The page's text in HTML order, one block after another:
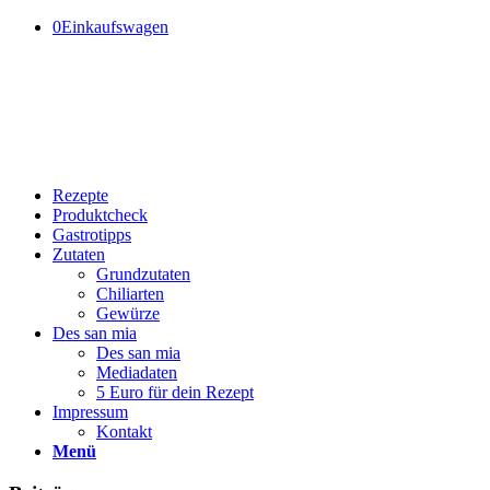
0Einkaufswagen
Rezepte
Produktcheck
Gastrotipps
Zutaten
Grundzutaten
Chiliarten
Gewürze
Des san mia
Des san mia
Mediadaten
5 Euro für dein Rezept
Impressum
Kontakt
Menü